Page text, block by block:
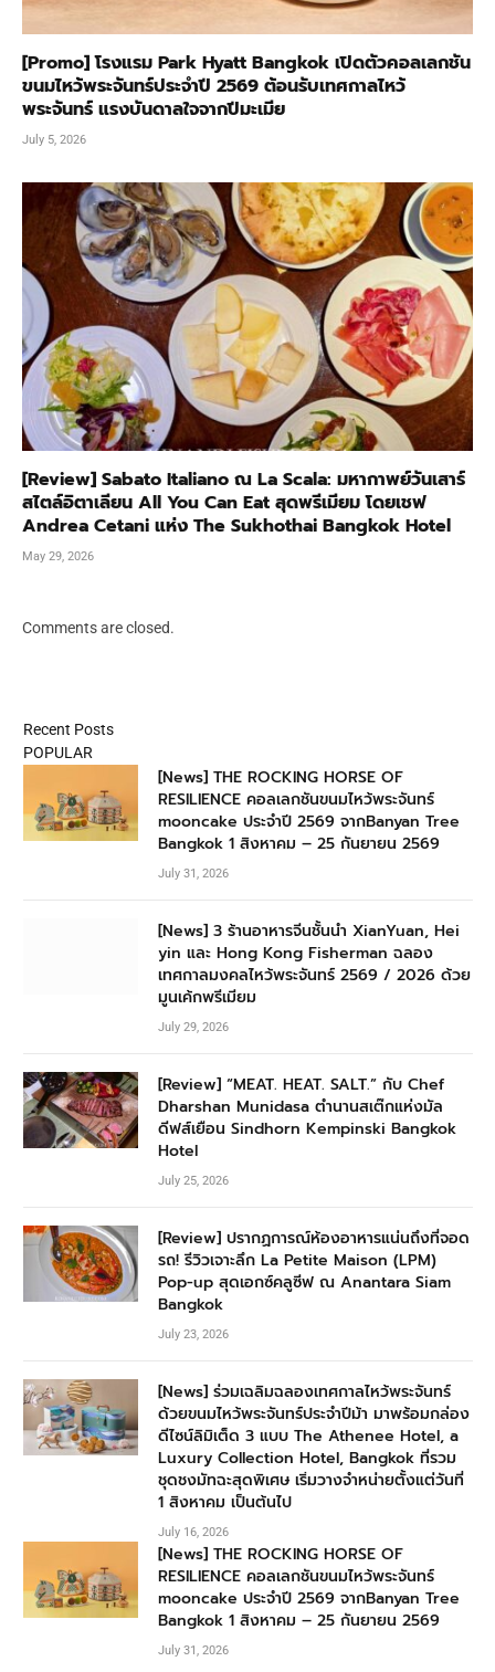
[Promo] โรงแรม Park Hyatt Bangkok เปิดตัวคอลเลกชัน
ขนมไหว้พระจันทร์ประจำปี 2569 ต้อนรับเทศกาลไหว้
พระจันทร์ แรงบันดาลใจจากปีมะเมีย
July 5, 2026
[Review] Sabato Italiano ณ La Scala: มหากาพย์วันเสาร์
สไตล์อิตาเลียน All You Can Eat สุดพรีเมียม โดยเชฟ
Andrea Cetani แห่ง The Sukhothai Bangkok Hotel
May 29, 2026
Comments are closed.
Recent Posts
POPULAR
[News] THE ROCKING HORSE OF
RESILIENCE คอลเลกชันขนมไหว้พระจันทร์
mooncake ประจำปี 2569 จากBanyan Tree
Bangkok 1 สิงหาคม – 25 กันยายน 2569
July 31, 2026
[News] 3 ร้านอาหารจีนชั้นนำ XianYuan, Hei
yin และ Hong Kong Fisherman ฉลอง
เทศกาลมงคลไหว้พระจันทร์ 2569 / 2026 ด้วย
มูนเค้กพรีเมียม
July 29, 2026
[Review] “MEAT. HEAT. SALT.” กับ Chef
Dharshan Munidasa ตำนานสเต๊กแห่งมัล
ดีฟส์เยือน Sindhorn Kempinski Bangkok
Hotel
July 25, 2026
[Review] ปรากฏการณ์ห้องอาหารแน่นถึงที่จอด
รถ! รีวิวเจาะลึก La Petite Maison (LPM)
Pop-up สุดเอกซ์คลูซีฟ ณ Anantara Siam
Bangkok
July 23, 2026
[News] ร่วมเฉลิมฉลองเทศกาลไหว้พระจันทร์
ด้วยขนมไหว้พระจันทร์ประจำปีม้า มาพร้อมกล่อง
ดีไซน์ลิมิเต็ด 3 แบบ The Athenee Hotel, a
Luxury Collection Hotel, Bangkok ที่รวม
ชุดชงมัทฉะสุดพิเศษ เริ่มวางจำหน่ายตั้งแต่วันที่
1 สิงหาคม เป็นต้นไป
July 16, 2026
[News] THE ROCKING HORSE OF
RESILIENCE คอลเลกชันขนมไหว้พระจันทร์
mooncake ประจำปี 2569 จากBanyan Tree
Bangkok 1 สิงหาคม – 25 กันยายน 2569
July 31, 2026